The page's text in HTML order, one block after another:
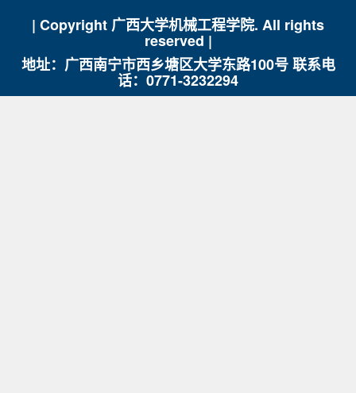
| Copyright 广西大学机械工程学院. All rights
reserved |
地址：广西南宁市西乡塘区大学东路100号 联系电
话：0771-3232294